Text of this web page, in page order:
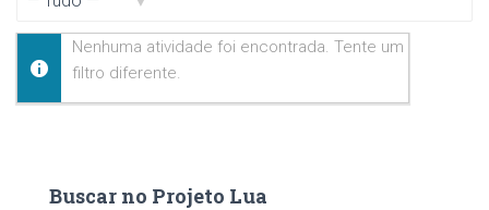
Nenhuma atividade foi encontrada. Tente um
filtro diferente.
Buscar no Projeto Lua